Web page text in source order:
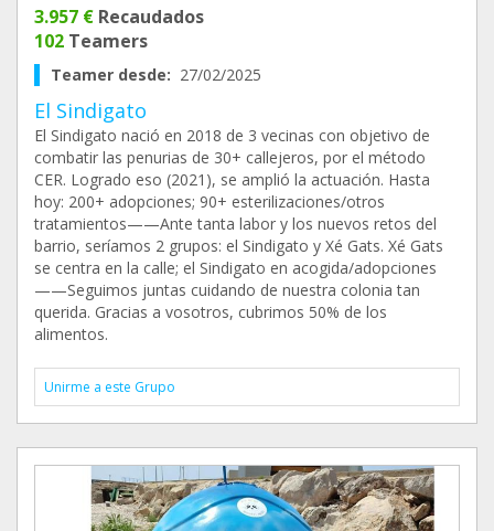
3.957 € Recaudados
102 Teamers
Teamer desde: 27/02/2025
El Sindigato
El Sindigato nació en 2018 de 3 vecinas con objetivo de
combatir las penurias de 30+ callejeros, por el método
CER. Logrado eso (2021), se amplió la actuación. Hasta
hoy: 200+ adopciones; 90+ esterilizaciones/otros
tratamientos——Ante tanta labor y los nuevos retos del
barrio, seríamos 2 grupos: el Sindigato y Xé Gats. Xé Gats
se centra en la calle; el Sindigato en acogida/adopciones
——Seguimos juntas cuidando de nuestra colonia tan
querida. Gracias a vosotros, cubrimos 50% de los
alimentos.
Unirme a este Grupo